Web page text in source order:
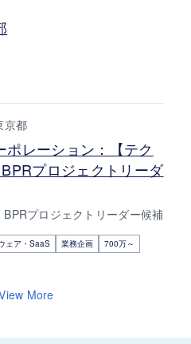
京都
レーション：【テク
プロジェクトリーダ
BPRプロジェクトリーダー候補
ェア・SaaS 業務企画 700万～
More